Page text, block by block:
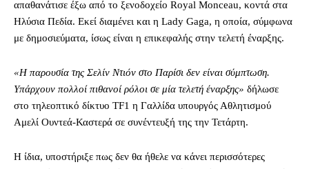
απαθανάτισε έξω από το ξενοδοχείο Royal Monceau, κοντά στα
Ηλύσια Πεδία. Εκεί διαμένει και η Lady Gaga, η οποία, σύμφωνα
με δημοσιεύματα, ίσως είναι η επικεφαλής στην τελετή έναρξης.
«Η παρουσία της Σελίν Ντιόν στο Παρίσι δεν είναι σύμπτωση.
Υπάρχουν πολλοί πιθανοί ρόλοι σε μία τελετή έναρξης» δήλωσε
στο τηλεοπτικό δίκτυο TF1 η Γαλλίδα υπουργός Αθλητισμού
Αμελί Ουντεά-Καστερά σε συνέντευξή της την Τετάρτη.
Η ίδια, υποστήριξε πως δεν θα ήθελε να κάνει περισσότερες